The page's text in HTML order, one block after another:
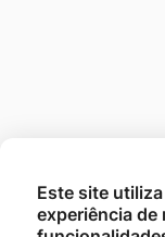
Este site
experiência de